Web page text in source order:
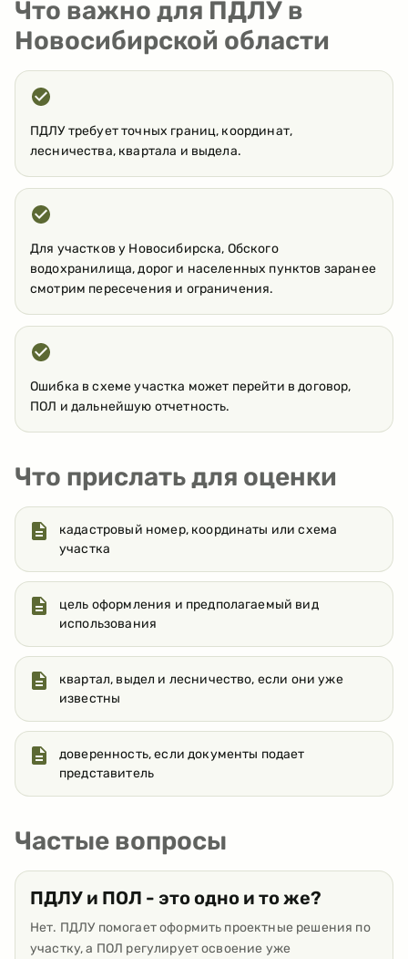
Что важно для ПДЛУ в
Новосибирской области
ПДЛУ требует точных границ, координат,
лесничества, квартала и выдела.
Для участков у Новосибирска, Обского
водохранилища, дорог и населенных пунктов заранее
смотрим пересечения и ограничения.
Ошибка в схеме участка может перейти в договор,
ПОЛ и дальнейшую отчетность.
Что прислать для оценки
кадастровый номер, координаты или схема
участка
цель оформления и предполагаемый вид
использования
квартал, выдел и лесничество, если они уже
известны
доверенность, если документы подает
представитель
Частые вопросы
ПДЛУ и ПОЛ - это одно и то же?
Нет. ПДЛУ помогает оформить проектные решения по
участку, а ПОЛ регулирует освоение уже